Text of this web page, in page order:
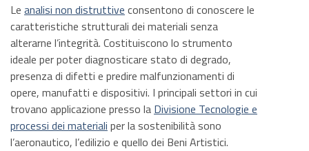
Le analisi non distruttive consentono di conoscere le
caratteristiche strutturali dei materiali senza
alterarne l’integrità. Costituiscono lo strumento
ideale per poter diagnosticare stato di degrado,
presenza di difetti e predire malfunzionamenti di
opere, manufatti e dispositivi. I principali settori in cui
trovano applicazione presso la Divisione Tecnologie e
processi dei materiali per la sostenibilità sono
l’aeronautico, l’edilizio e quello dei Beni Artistici.